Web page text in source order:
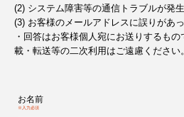
(2) システム障害等の通信トラブルが発
(3) お客様のメールアドレスに誤りがあ
・回答はお客様個人宛にお送りするも
載・転送等の二次利用はご遠慮ください。
お名前
※入力必須